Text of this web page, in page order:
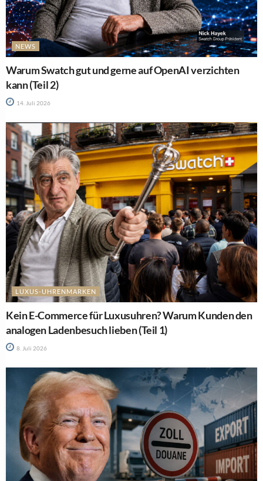
NEWS
Warum Swatch gut und gerne auf OpenAI verzichten
kann (Teil 2)
14. Juli 2026
LUXUS-UHRENMARKEN
Kein E-Commerce für Luxusuhren? Warum Kunden den
analogen Ladenbesuch lieben (Teil 1)
8. Juli 2026